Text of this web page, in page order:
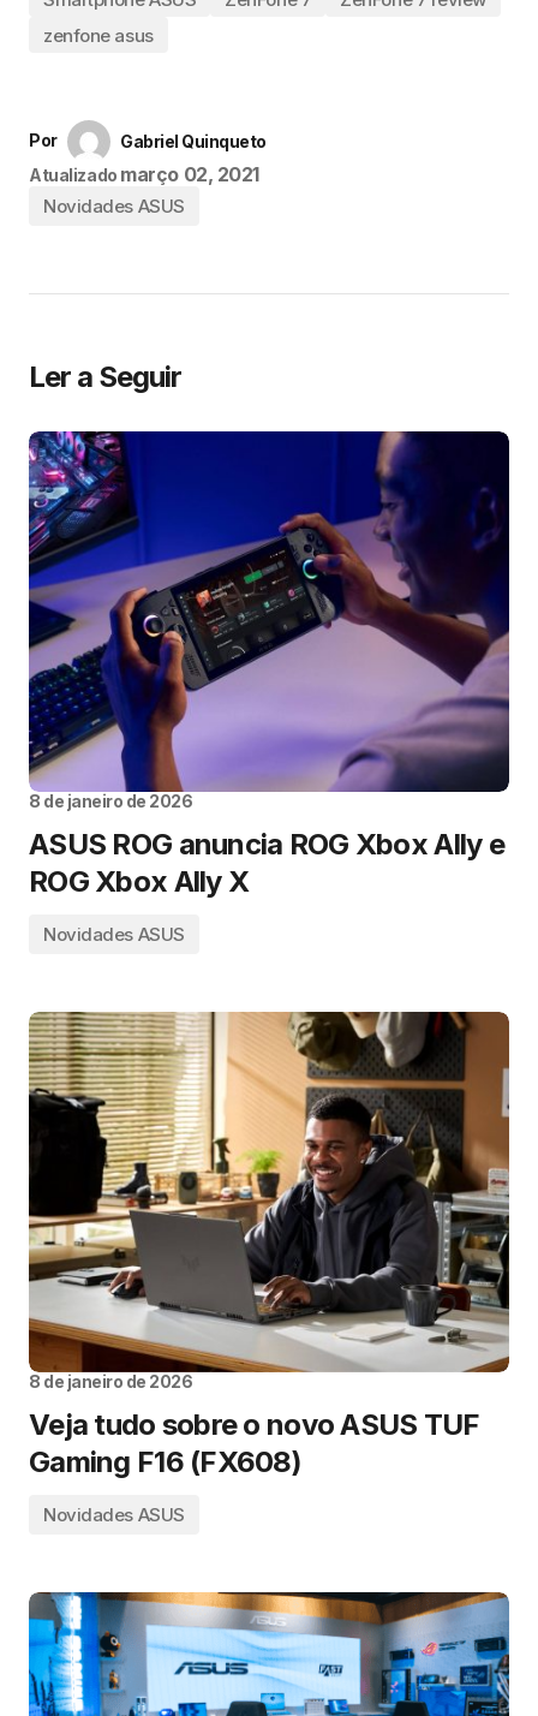
zenfone asus
Por
Gabriel Quinqueto
Atualizado março 02, 2021
Novidades ASUS
Ler a Seguir
8 de janeiro de 2026
ASUS ROG anuncia ROG Xbox Ally e
ROG Xbox Ally X
Novidades ASUS
8 de janeiro de 2026
Veja tudo sobre o novo ASUS TUF
Gaming F16 (FX608)
Novidades ASUS